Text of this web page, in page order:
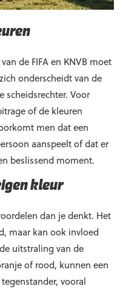
de FIFA en KNVB moet
onderscheidt van de
scheidsrechter. Voor
of de kleuren
men dat een
aanspeelt of dat er
beslissend moment.
kleur
dan je denkt. Het
maar kan ook invloed
uitstraling van de
of rood, kunnen een
vooral